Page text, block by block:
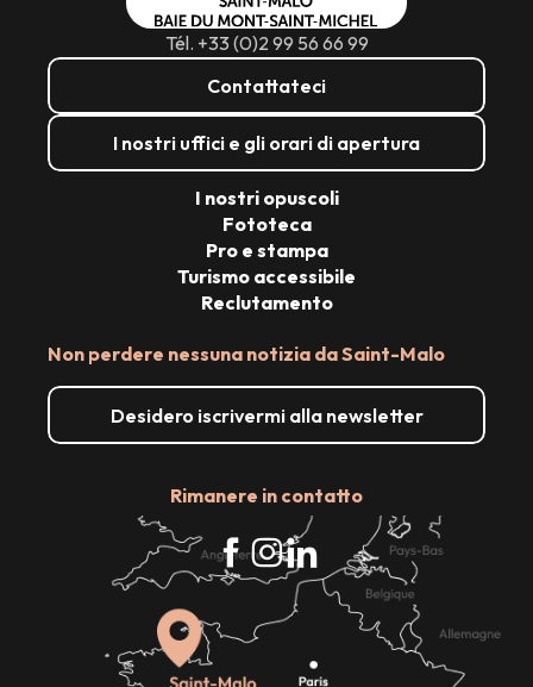
Tél. +33 (0)2 99 56 66 99
Contattateci
I nostri uffici e gli orari di apertura
Non perdere nessuna notizia da Saint-Malo
Desidero iscrivermi alla newsletter
Rimanere in contatto
I nostri opuscoli
Fototeca
Pro e stampa
Turismo accessibile
Reclutamento